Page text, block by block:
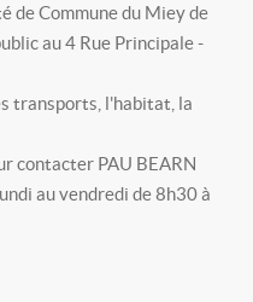
de Commune du Miey de
au 4 Rue Principale -
transports, l'habitat, la
contacter PAU BEARN
au vendredi de 8h30 à